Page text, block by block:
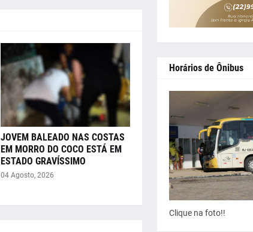
JOVEM BALEADO NAS COSTAS
EM MORRO DO COCO ESTÁ EM
ESTADO GRAVÍSSIMO
04 Agosto, 2026
Horários de Ônibus
Clique na foto!!